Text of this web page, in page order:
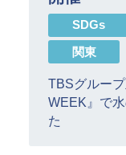
SDGs
関東
TBSグルー
WEEK』で
た